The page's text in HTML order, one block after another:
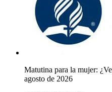
Matutina para la mujer:
agosto de 2026